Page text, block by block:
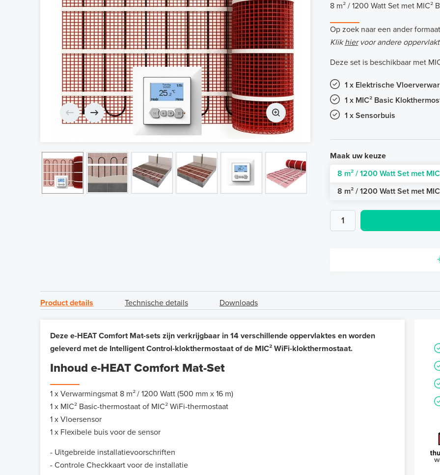
8 m² / 1200 Watt Set met MIC²
Op zoek naar een ander
Klikhiervoor andere
Deze set is beschikbaar met
1 x Elektrische
1 x MIC² Basic
1 x Sensorbuis
Maak uw keuze
8 m² / 1200 Watt Set met
8 m² / 1200 Watt Set met
Product details Technische details Downloads
Deze e-HEAT Comfort Mat-sets zijn verkrijgbaar in 14 verschillende oppervlaktes en worden
geleverd met de Intelligent Control-klokthermostaat of de MIC² WiFi-klokthermostaat.
Inhoud e-HEAT Comfort Mat-Set
1 x Verwarmingsmat 8 m²/ 1200 Watt (500 mm x 16 m)
1 x MIC² Basic-thermostaat of MIC² WiFi-thermostaat
1 x Vloersensor
1 x Flexibele buis voor de sensor
- Uitgebreide installatievoorschriften
- Controle Checkkaart voor de installatie